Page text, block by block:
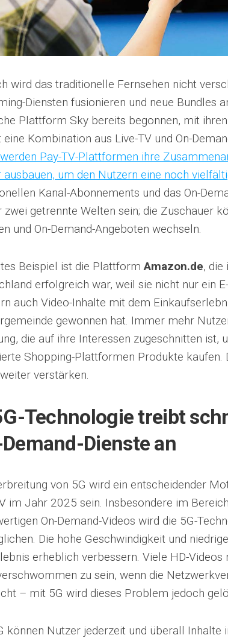
wird das traditionelle Fernsehen nicht
Diensten fusionieren und neue Bundles
Plattform Sky bereits begonnen, mit
Kombination aus Live-TV und On-
Pay-TV-Plattformen ihre
ausbauen, um den Nutzern eine noch
Kanal-Abonnements und das On-
zwei getrennte Welten sein; die Zuschauer
und On-Demand-Angeboten wechseln.
Beispiel ist die PlattformAmazon.de, die
erfolgreich war, weil sie nicht nur ein
auch Video-Inhalte mit dem
gewonnen hat. Immer mehr
die auf ihre Interessen zugeschnitten ist,
Shopping-Plattformen Produkte kaufen.
verstärken.
Technologie treibt
Dienste an
von 5G wird ein entscheidender
im Jahr 2025 sein. Insbesondere im
On-Demand-Videos wird die 5G-
Die hohe Geschwindigkeit und
erheblich verbessern. Viele HD-Videos
zu sein, wenn die
– mit 5G wird dieses Problem jedoch
können Nutzer jederzeit und überall Inhalte